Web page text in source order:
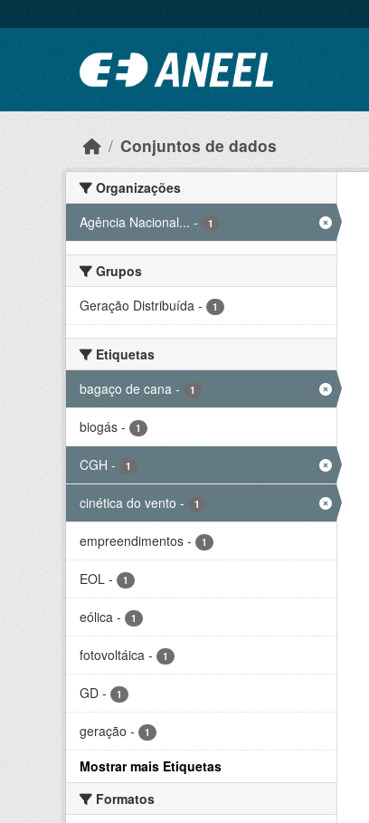
Conjuntos de dados
Organizações
Agência Nacional... - 1
Grupos
Geração Distribuída - 1
Etiquetas
bagaço de cana - 1
biogás - 1
CGH - 1
cinética do vento - 1
empreendimentos - 1
EOL - 1
eólica - 1
fotovoltáica - 1
GD - 1
geração - 1
Mostrar mais Etiquetas
Formatos